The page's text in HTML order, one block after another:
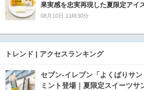
果実感を忠実再現した夏限定アイ
08月10日 11時30分
トレンド | アクセスランキング
セブン‐イレブン「よくばりサ
ミント登場｜夏限定スイーツサ